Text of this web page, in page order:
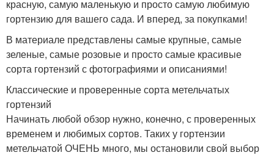
красную, самую маленькую и просто самую любимую
гортензию для вашего сада. И вперед, за покупками!
В материале представлены самые крупные, самые
зеленые, самые розовые и просто самые красивые
сорта гортензий с фотографиями и описаниями!
Классические и проверенные сорта метельчатых
гортензий
Начинать любой обзор нужно, конечно, с проверенных
временем и любимых сортов. Таких у гортензии
метельчатой ОЧЕНЬ много, мы остановили свой выбор